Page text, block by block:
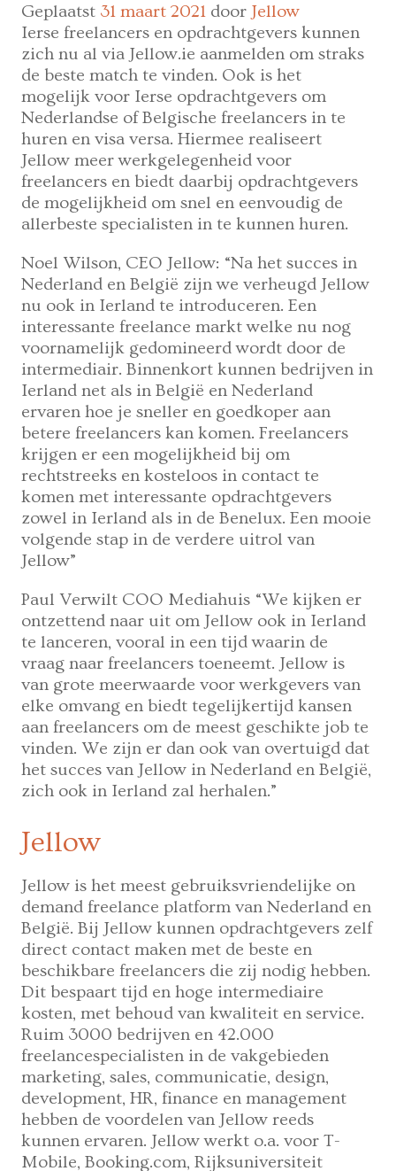
Geplaatst 31 maart 2021 door Jellow
Ierse freelancers en opdrachtgevers kunnen
zich nu al via Jellow.ie aanmelden om straks
de beste match te vinden. Ook is het
mogelijk voor Ierse opdrachtgevers om
Nederlandse of Belgische freelancers in te
huren en visa versa. Hiermee realiseert
Jellow meer werkgelegenheid voor
freelancers en biedt daarbij opdrachtgevers
de mogelijkheid om snel en eenvoudig de
allerbeste specialisten in te kunnen huren.
Noel Wilson, CEO Jellow: “Na het succes in
Nederland en België zijn we verheugd Jellow
nu ook in Ierland te introduceren. Een
interessante freelance markt welke nu nog
voornamelijk gedomineerd wordt door de
intermediair. Binnenkort kunnen bedrijven in
Ierland net als in België en Nederland
ervaren hoe je sneller en goedkoper aan
betere freelancers kan komen. Freelancers
krijgen er een mogelijkheid bij om
rechtstreeks en kosteloos in contact te
komen met interessante opdrachtgevers
zowel in Ierland als in de Benelux. Een mooie
volgende stap in de verdere uitrol van
Jellow”
Paul Verwilt COO Mediahuis “We kijken er
ontzettend naar uit om Jellow ook in Ierland
te lanceren, vooral in een tijd waarin de
vraag naar freelancers toeneemt. Jellow is
van grote meerwaarde voor werkgevers van
elke omvang en biedt tegelijkertijd kansen
aan freelancers om de meest geschikte job te
vinden. We zijn er dan ook van overtuigd dat
het succes van Jellow in Nederland en België,
zich ook in Ierland zal herhalen.”
Jellow
Jellow is het meest gebruiksvriendelijke on
demand freelance platform van Nederland en
België. Bij Jellow kunnen opdrachtgevers zelf
direct contact maken met de beste en
beschikbare freelancers die zij nodig hebben.
Dit bespaart tijd en hoge intermediaire
kosten, met behoud van kwaliteit en service.
Ruim 3000 bedrijven en 42.000
freelancespecialisten in de vakgebieden
marketing, sales, communicatie, design,
development, HR, finance en management
hebben de voordelen van Jellow reeds
kunnen ervaren. Jellow werkt o.a. voor T-
Mobile, Booking.com, Rijksuniversiteit